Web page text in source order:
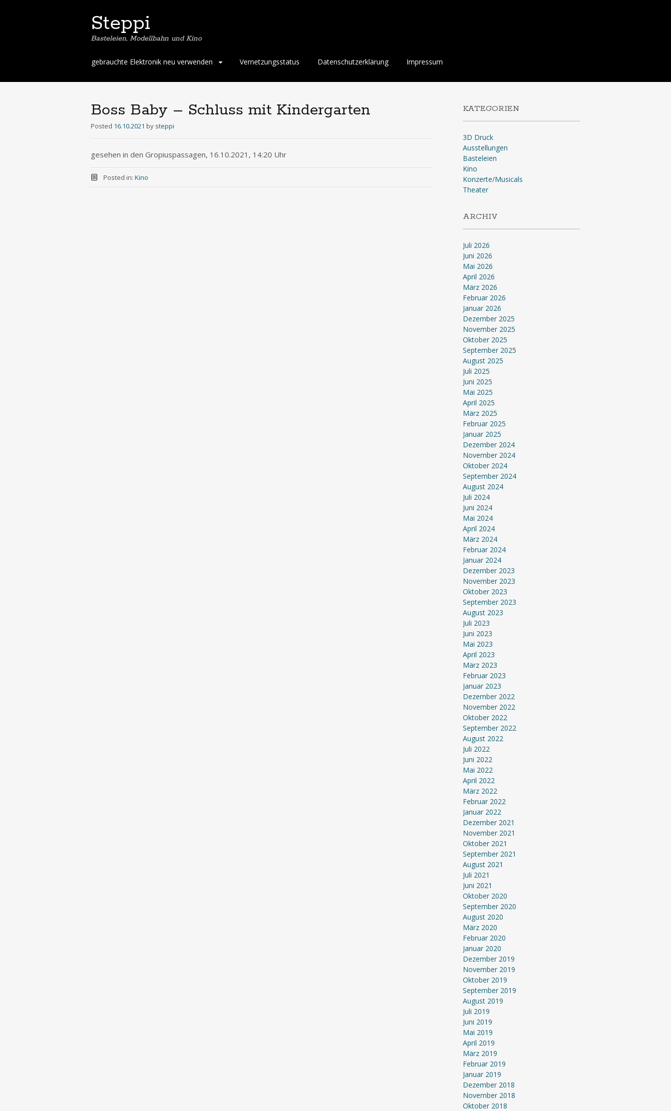
Steppi
Basteleien, Modellbahn und Kino
Skip
content
gebrauchte Elektronik neu verwenden Vernetzungsstatus Datenschutzerklärung Impressum
Boss Baby – Schluss mit Kindergarten
Posted 16.10.2021 by steppi
gesehen in den Gropiuspassagen, 16.10.2021, 14:20 Uhr
Posted in: Kino
KATEGORIEN
3D Druck
Ausstellungen
Basteleien
Kino
Konzerte/Musicals
Theater
ARCHIV
Juli 2026
Juni 2026
Mai 2026
April 2026
März 2026
Februar 2026
Januar 2026
Dezember 2025
November 2025
Oktober 2025
September 2025
August 2025
Juli 2025
Juni 2025
Mai 2025
April 2025
März 2025
Februar 2025
Januar 2025
Dezember 2024
November 2024
Oktober 2024
September 2024
August 2024
Juli 2024
Juni 2024
Mai 2024
April 2024
März 2024
Februar 2024
Januar 2024
Dezember 2023
November 2023
Oktober 2023
September 2023
August 2023
Juli 2023
Juni 2023
Mai 2023
April 2023
März 2023
Februar 2023
Januar 2023
Dezember 2022
November 2022
Oktober 2022
September 2022
August 2022
Juli 2022
Juni 2022
Mai 2022
April 2022
März 2022
Februar 2022
Januar 2022
Dezember 2021
November 2021
Oktober 2021
September 2021
August 2021
Juli 2021
Juni 2021
Oktober 2020
September 2020
August 2020
März 2020
Februar 2020
Januar 2020
Dezember 2019
November 2019
Oktober 2019
September 2019
August 2019
Juli 2019
Juni 2019
Mai 2019
April 2019
März 2019
Februar 2019
Januar 2019
Dezember 2018
November 2018
Oktober 2018